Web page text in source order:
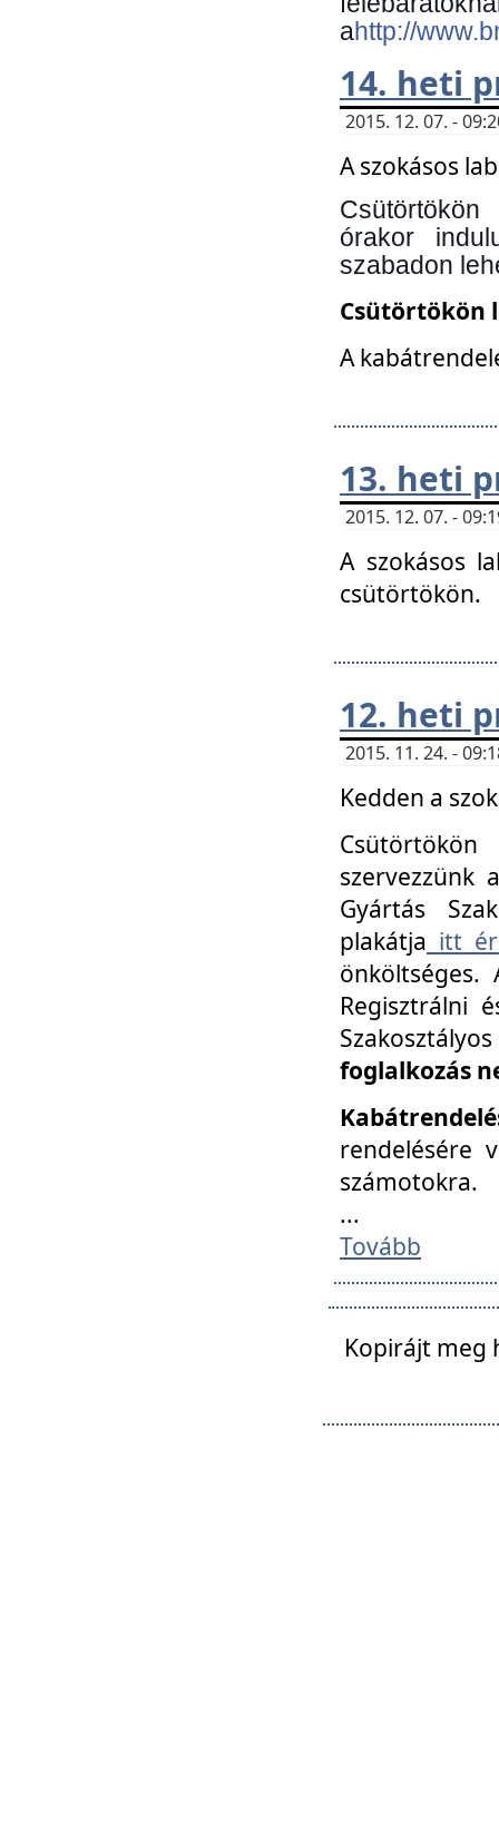
ahttp://
14. heti
2015. 12. 07. -
A szokásos
órakor
szabadon
Csütörtökön
A
13. heti
2015. 12. 07. -
A szokásos
csütörtökön.
12. heti
2015. 11. 24. -
Kedden a
szervezzünk
Gyártás
plakátja itt
Regisztrálni
foglalkozás
rendelésére
számotokra.
...
Tovább
Kopirájt meg